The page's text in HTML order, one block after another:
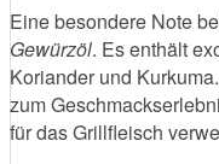
Eine besondere Note
Gewürzöl. Es enthält
Koriander und
zum
für das Grillfleisch